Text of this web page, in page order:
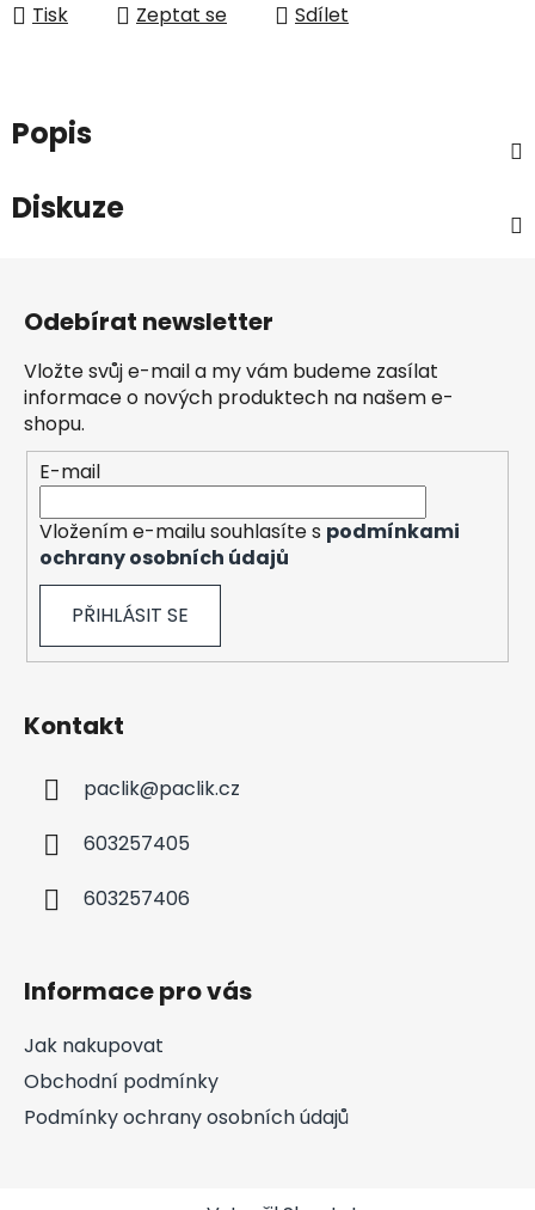
Tisk Zeptat se Sdílet
Popis
Diskuze
Odebírat newsletter
Vložte svůj e-mail a my vám budeme zasílat
informace o nových produktech na našem e-
shopu.
E-mail
Vložením e-mailu souhlasíte s podmínkami
ochrany osobních údajů
PŘIHLÁSIT SE
Kontakt
paclik@paclik.cz
603257405
603257406
Informace pro vás
Jak nakupovat
Obchodní podmínky
Podmínky ochrany osobních údajů